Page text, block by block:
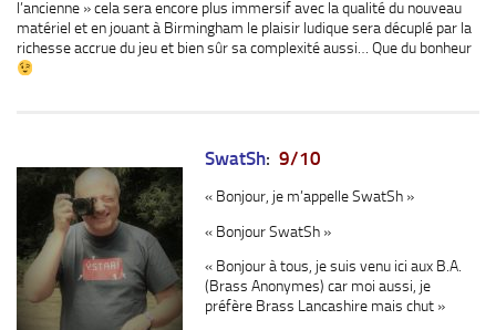
l’ancienne » cela sera encore plus immersif avec la qualité du nouveau
matériel et en jouant à Birmingham le plaisir ludique sera décuplé par la
richesse accrue du jeu et bien sûr sa complexité aussi… Que du bonheur
SwatSh: 9/10
« Bonjour, je m’appelle SwatSh »
« Bonjour SwatSh »
« Bonjour à tous, je suis venu ici aux B.A.
(Brass Anonymes) car moi aussi, je
préfère Brass Lancashire mais chut »